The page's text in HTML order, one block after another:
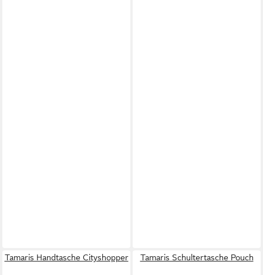
Tamaris Handtasche Cityshopper Tamaris Schultertasche Pouch